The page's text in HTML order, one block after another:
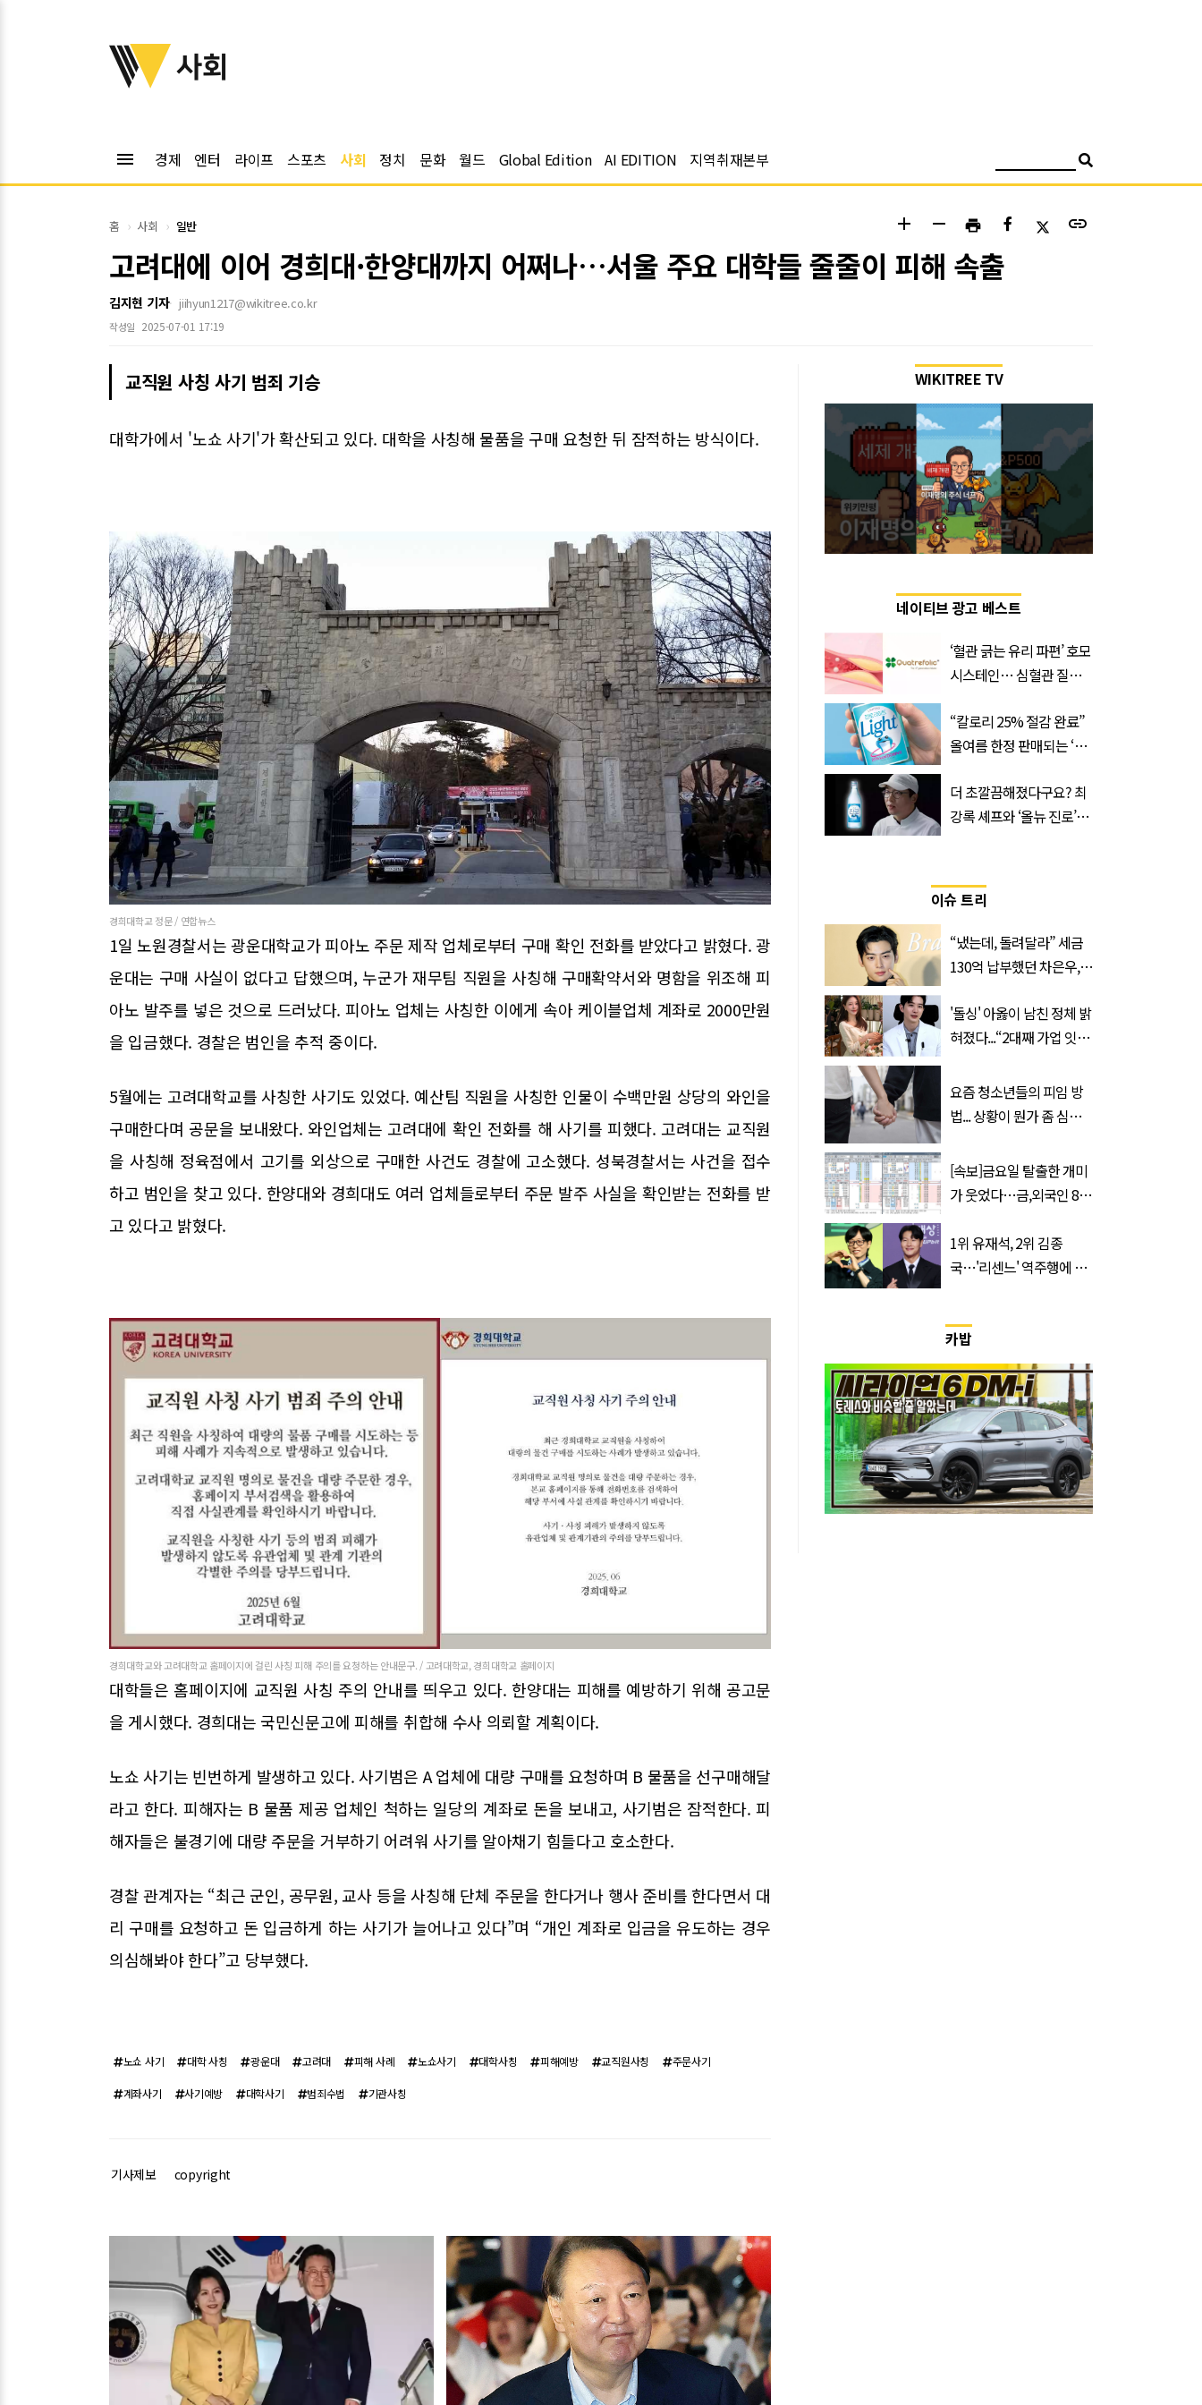
위키트리
사회
menu 경제 엔터 라이프 스포츠 사회 정치 문화 월드 Global Edition AI EDITION 지역취재본부
홈 사회 일반 add remove print link
고려대에 이어 경희대·한양대까지 어쩌나…서울 주요 대학들 줄줄이 피해 속출
김지현 기자 jiihyun1217@wikitree.co.kr
작성일 2025-07-01 17:19
교직원 사칭 사기 범죄 기승
대학가에서 '노쇼 사기'가 확산되고 있다. 대학을 사칭해 물품을 구매 요청한 뒤 잠적하는 방식이다.
경희대학교 정문 / 연합뉴스
1일 노원경찰서는 광운대학교가 피아노 주문 제작 업체로부터 구매 확인 전화를 받았다고 밝혔다. 광
운대는 구매 사실이 없다고 답했으며, 누군가 재무팀 직원을 사칭해 구매확약서와 명함을 위조해 피
아노 발주를 넣은 것으로 드러났다. 피아노 업체는 사칭한 이에게 속아 케이블업체 계좌로 2000만원
을 입금했다. 경찰은 범인을 추적 중이다.
5월에는 고려대학교를 사칭한 사기도 있었다. 예산팀 직원을 사칭한 인물이 수백만원 상당의 와인을
구매한다며 공문을 보내왔다. 와인업체는 고려대에 확인 전화를 해 사기를 피했다. 고려대는 교직원
을 사칭해 정육점에서 고기를 외상으로 구매한 사건도 경찰에 고소했다. 성북경찰서는 사건을 접수
하고 범인을 찾고 있다. 한양대와 경희대도 여러 업체들로부터 주문 발주 사실을 확인받는 전화를 받
고 있다고 밝혔다.
경희대학교와 고려대학교 홈페이지에 걸린 사칭 피해 주의를 요청하는 안내문구. / 고려대학교, 경희대학교 홈페이지
대학들은 홈페이지에 교직원 사칭 주의 안내를 띄우고 있다. 한양대는 피해를 예방하기 위해 공고문
을 게시했다. 경희대는 국민신문고에 피해를 취합해 수사 의뢰할 계획이다.
노쇼 사기는 빈번하게 발생하고 있다. 사기범은 A 업체에 대량 구매를 요청하며 B 물품을 선구매해달
라고 한다. 피해자는 B 물품 제공 업체인 척하는 일당의 계좌로 돈을 보내고, 사기범은 잠적한다. 피
해자들은 불경기에 대량 주문을 거부하기 어려워 사기를 알아채기 힘들다고 호소한다.
경찰 관계자는 “최근 군인, 공무원, 교사 등을 사칭해 단체 주문을 한다거나 행사 준비를 한다면서 대
리 구매를 요청하고 돈 입금하게 하는 사기가 늘어나고 있다”며 “개인 계좌로 입금을 유도하는 경우
의심해봐야 한다”고 당부했다.
노쇼 사기 대학 사칭 광운대 고려대 피해 사례 노쇼사기 대학사칭 피해예방 교직원사칭 주문사기
계좌사기 사기예방 대학사기 범죄수법 기관사칭
기사제보 copyright
관련기사
WIKITREE TV
네이티브 광고 베스트
‘혈관 긁는 유리 파편’ 호모
시스테인… 심혈관 질환
“칼로리 25% 절감 완료”
올여름 한정 판매되는 ‘최
더 초깔끔해졌다구요? 최
강록 셰프와 ‘올뉴 진로’의
이슈 트리
“냈는데, 돌려달라” 세금
130억 납부했던 차은우,
'돌싱' 아옳이 남친 정체 밝
혀졌다...“2대째 가업 잇는
요즘 청소년들의 피임 방
법... 상황이 뭔가 좀 심각
[속보]금요일 탈출한 개미
가 웃었다…금,외국인 8조
하이닉스 '와르르'
1위 유재석, 2위 김종
국…'리센느' 역주행에 덩
카밥